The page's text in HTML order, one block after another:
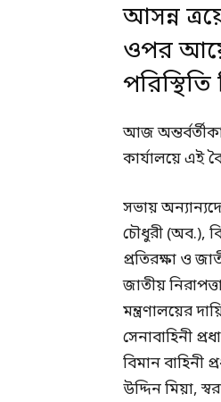
আসন্ন
ওপর
আজ
কার্যালয়ে এই
সভায়
চৌধুরী (অব.),
প্রতিরক্ষা ও
জাতীয়
মন্ত্রণালয়ের
সেনাবাহিনী
বিমান বাহিনী
উদ্দিন মিয়া,